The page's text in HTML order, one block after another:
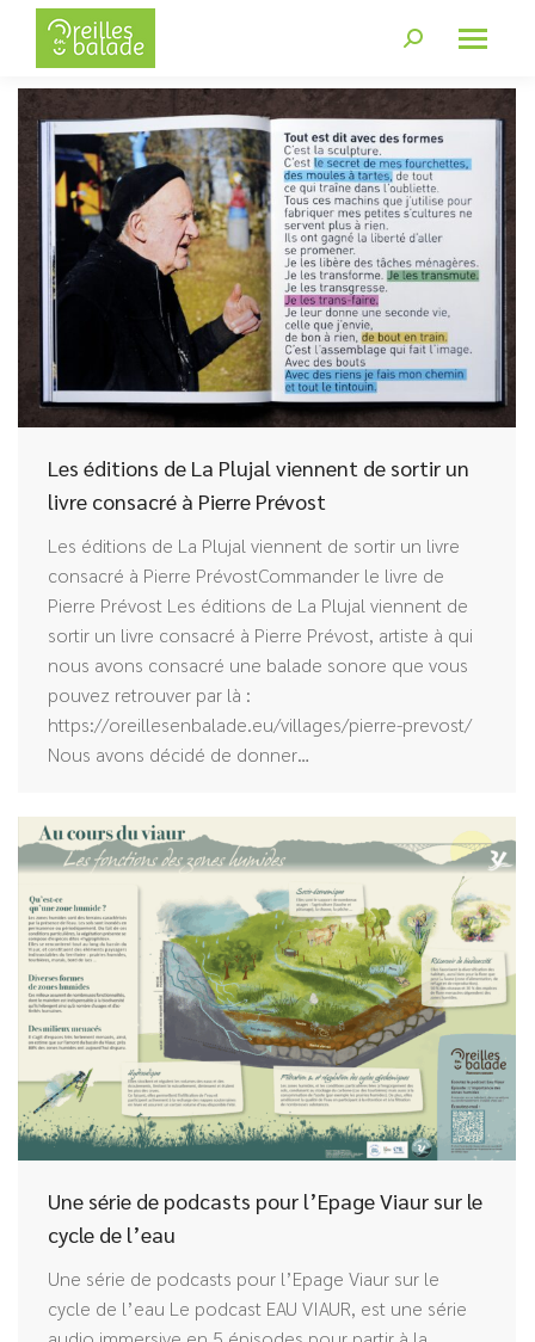
Les éditions de La Plujal viennent de sortir un
livre consacré à Pierre Prévost
Les éditions de La Plujal viennent de sortir un livre
consacré à Pierre PrévostCommander le livre de
Pierre Prévost Les éditions de La Plujal viennent de
sortir un livre consacré à Pierre Prévost, artiste à qui
nous avons consacré une balade sonore que vous
pouvez retrouver par là :
https://oreillesenbalade.eu/villages/pierre-prevost/
Nous avons décidé de donner…
Une série de podcasts pour l’Epage Viaur sur le
cycle de l’eau
Une série de podcasts pour l’Epage Viaur sur le
cycle de l’eau Le podcast EAU VIAUR, est une série